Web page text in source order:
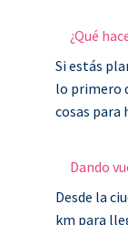
¿Qué
Si estás
lo primero
cosas para
Dando
Desde la
km para